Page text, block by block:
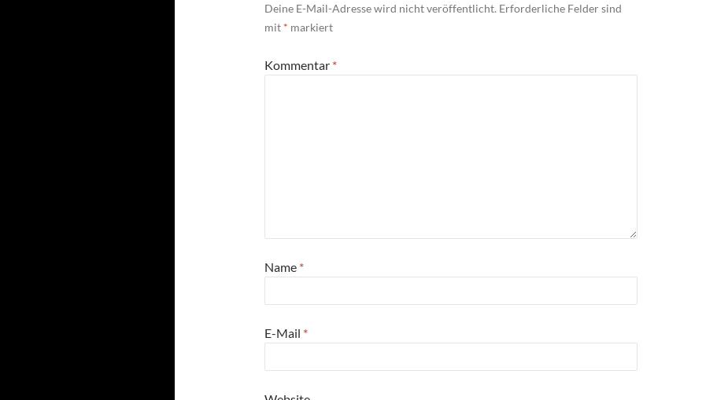
Deine E-Mail-Adresse wird nicht veröffentlicht. Erforderliche Felder sind
mit * markiert
Kommentar *
Name *
E-Mail *